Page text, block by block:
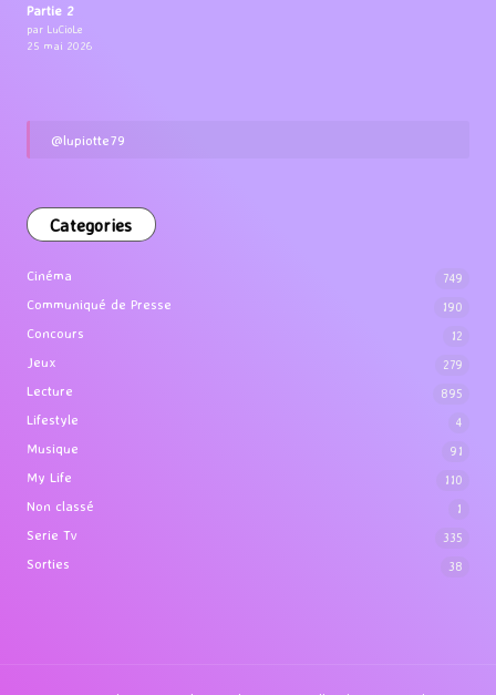
Partie 2
par LuCioLe
25 mai 2026
@lupiotte79
Categories
Cinéma 749
Communiqué de Presse 190
Concours 12
Jeux 279
Lecture 895
Lifestyle 4
Musique 91
My Life 110
Non classé 1
Serie Tv 335
Sorties 38